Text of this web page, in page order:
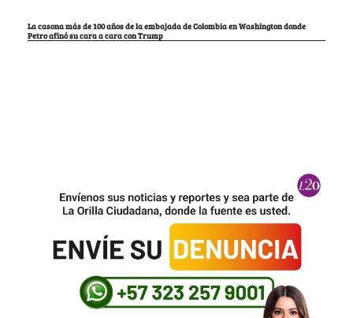
La casona más de 100 años de la embajada de Colombia en Washington donde
Petro afinó su cara a cara con Trump